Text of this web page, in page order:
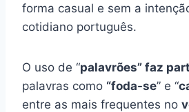
forma casual e sem a
cotidiano português.
O uso de “palavrões” faz
palavras como “foda-se” e “
entre as mais frequentes no